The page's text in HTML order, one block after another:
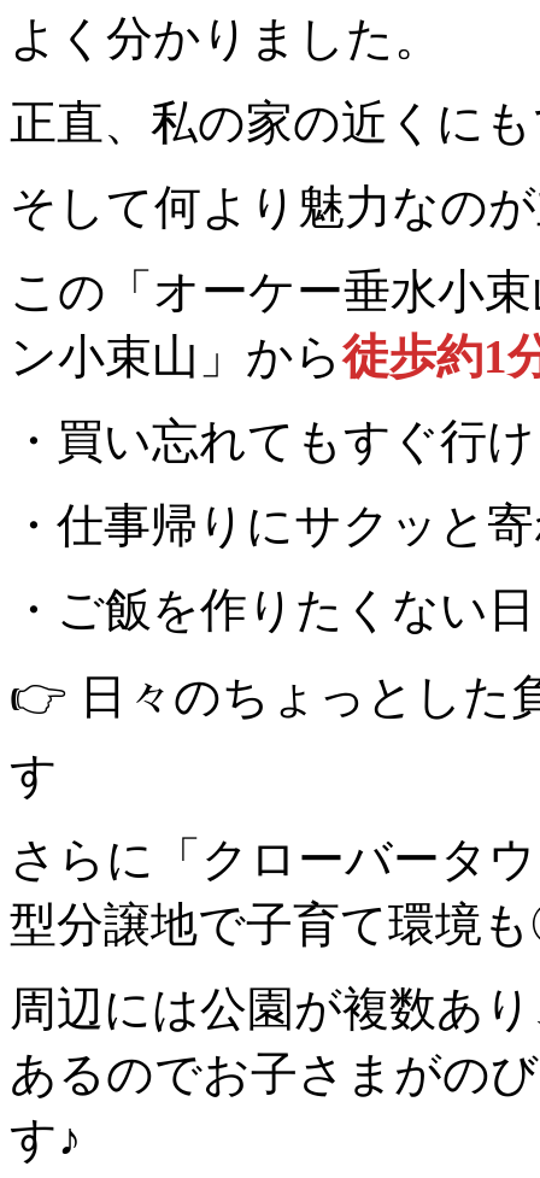
よく分かりました。
正直、私の家の近く
そして何より魅力なの
この「オーケー垂水小
ン小束山」から徒歩約1
・買い忘れてもすぐ行
・仕事帰りにサクッと
・ご飯を作りたくな
👉 日々のちょっとした
す
さらに「クローバータ
型分譲地で子育て環境
周辺には公園が複数あ
あるのでお子さまがの
す♪